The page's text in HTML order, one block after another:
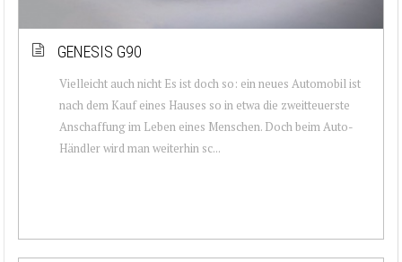
GENESIS G90
Vielleicht auch nicht Es ist doch so: ein neues Automobil ist
nach dem Kauf eines Hauses so in etwa die zweitteuerste
Anschaffung im Leben eines Menschen. Doch beim Auto-
Händler wird man weiterhin sc...